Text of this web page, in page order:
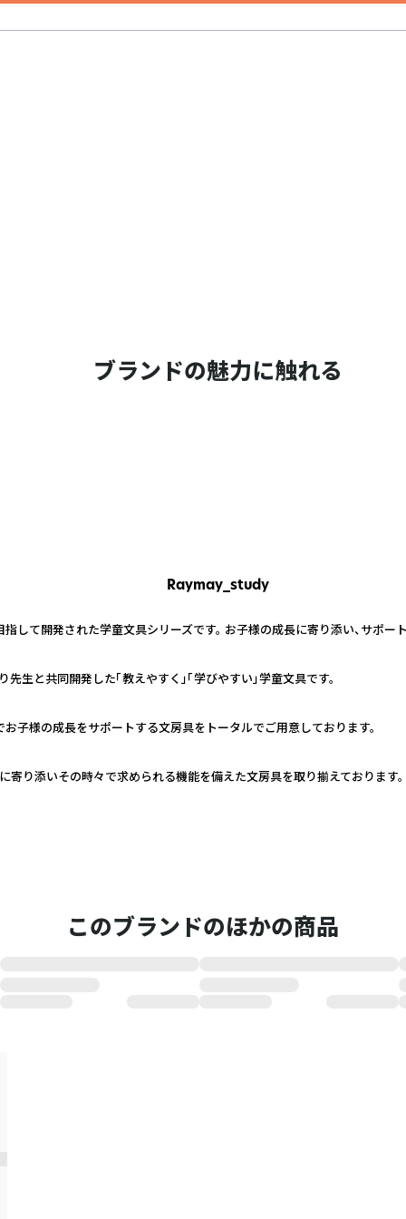
ブランドの魅力に触れる
Raymay_study
して開発された学童文具シリーズです。 お子様の成長に寄り添い、サポー
生と共同開発した「教えやすく」「学びやすい」学童文具です。
お子様の成長をサポートする文房具をトータルでご用意しております。
寄り添いその時々で求められる機能を備えた文房具を取り揃えております。
このブランドのほかの商品